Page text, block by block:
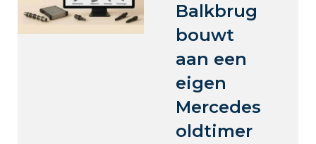
Balkbrug
bouwt
aan een
eigen
Mercedes
oldtimer